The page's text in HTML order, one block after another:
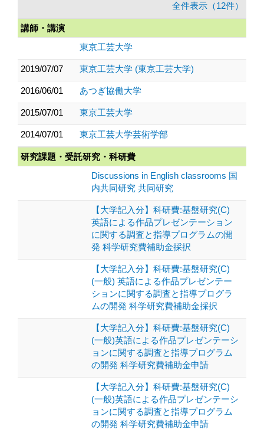
全件表示（12件）
講師・講演
東京工芸大学
2019/07/07 東京工芸大学 (東京工芸大学)
2016/06/01 あつぎ協働大学
2015/07/01 東京工芸大学
2014/07/01 東京工芸大学芸術学部
研究課題・受託研究・科研費
Discussions in English classrooms 国
内共同研究 共同研究
【大学記入分】科研費:基盤研究(C)
英語による作品プレゼンテーション
に関する調査と指導プログラムの開
発 科学研究費補助金採択
【大学記入分】科研費:基盤研究(C)
(一般) 英語による作品プレゼンテー
ションに関する調査と指導プログラ
ムの開発 科学研究費補助金採択
【大学記入分】科研費:基盤研究(C)
(一般)英語による作品プレゼンテーシ
ョンに関する調査と指導プログラム
の開発 科学研究費補助金申請
【大学記入分】科研費:基盤研究(C)
(一般)英語による作品プレゼンテーシ
ョンに関する調査と指導プログラム
の開発 科学研究費補助金申請